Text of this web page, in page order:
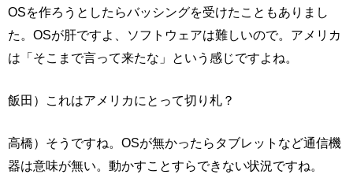
OSを作ろうとしたらバッシングを受けたこともありまし
た。OSが肝ですよ、ソフトウェアは難しいので。アメリカ
は「そこまで言って来たな」という感じですよね。
飯田）これはアメリカにとって切り札？
高橋）そうですね。OSが無かったらタブレットなど通信機
器は意味が無い。動かすことすらできない状況ですね。